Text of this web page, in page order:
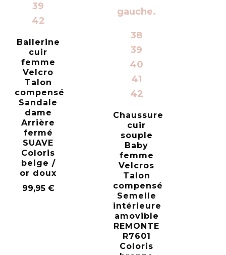
39
42
Ballerine
cuir
femme
Velcro
Talon
compensé
Sandale
dame
Arrière
fermé
SUAVE
Coloris
beige /
or doux
99,95 €
38
39
40
41
42
Chaussure
cuir
souple
Baby
femme
Velcros
Talon
compensé
Semelle
intérieure
amovible
REMONTE
R7601
Coloris